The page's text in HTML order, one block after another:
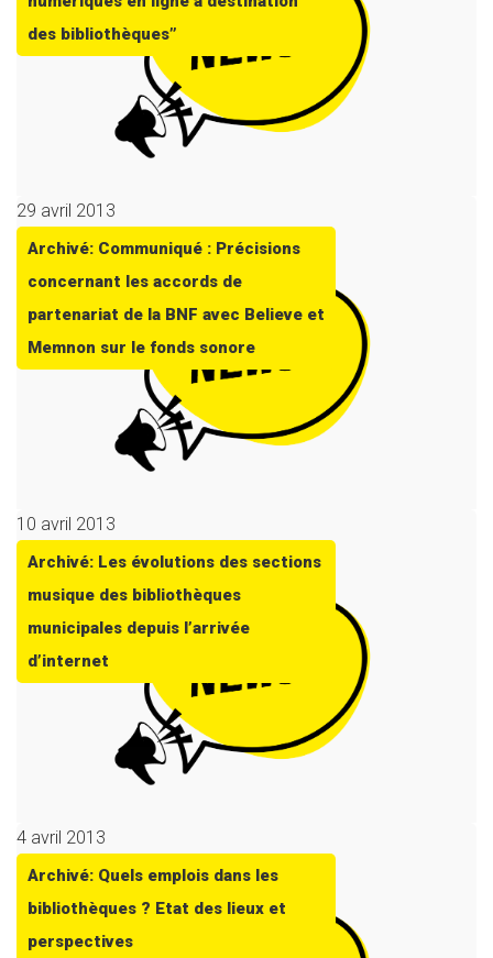
des bibliothèques”
29 avril 2013
Archivé: Communiqué : Précisions
concernant les accords de
partenariat de la BNF avec Believe et
Memnon sur le fonds sonore
10 avril 2013
Archivé: Les évolutions des sections
musique des bibliothèques
municipales depuis l’arrivée
d’internet
4 avril 2013
Archivé: Quels emplois dans les
bibliothèques ? Etat des lieux et
perspectives